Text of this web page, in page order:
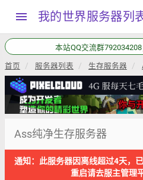
menu 我的世界服务器列
本站QQ交流群
首页 服务器列表 生存服务器
Ass纯净生存服务器
通知：此服务器因离线超过4天，
重启请去服主管理